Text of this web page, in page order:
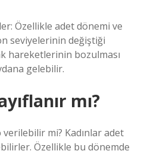
Özellikle adet dönemi ve
seviyelerinin değiştiği
hareketlerinin bozulması
gelebilir.
mı?
mi? Kadınlar adet
Özellikle bu dönemde